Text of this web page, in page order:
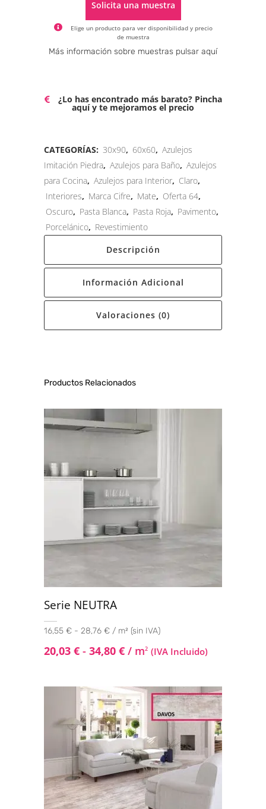
Solicita una muestra
Elige un producto para ver disponibilidad y precio
de muestra
Alternative:
Más información sobre muestras pulsar aquí
¿Lo has encontrado más barato? Pincha
aquí y te mejoramos el precio
CATEGORÍAS: 30x90, 60x60, Azulejos
Imitación Piedra, Azulejos para Baño, Azulejos
para Cocina, Azulejos para Interior, Claro,
Interiores, Marca Cifre, Mate, Oferta 64,
Oscuro, Pasta Blanca, Pasta Roja, Pavimento,
Porcelánico, Revestimiento
Descripción
Información Adicional
Valoraciones (0)
Productos Relacionados
Serie NEUTRA
16,55 € - 28,76 € / m² (sin IVA)
20,03 € - 34,80 € / m2 (IVA Incluido)